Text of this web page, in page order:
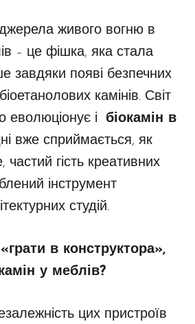
живого вогню в
– це фішка, яка стала
завдяки появі безпечних
камінів. Світ
еволюціонує і біокамін в
вже сприймається, як
частий гість креативних
інструмент
студій.
в конструктора»,
у меблів?
цих пристроїв